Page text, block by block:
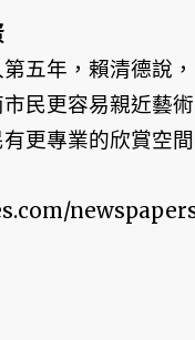
五年，賴清德說
民更容易親近藝
更專業的欣賞空間